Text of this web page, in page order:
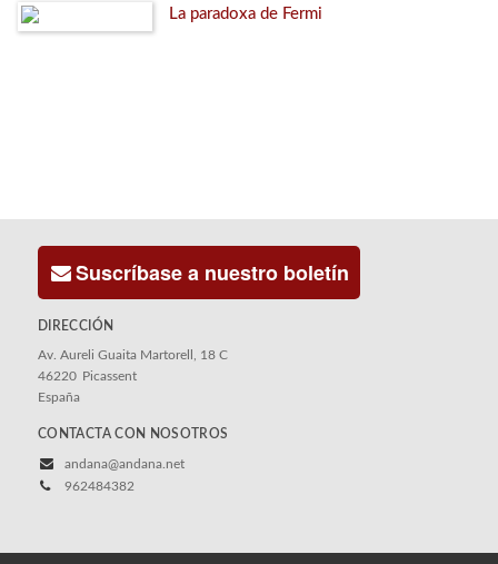
La paradoxa de Fermi
Suscríbase a nuestro boletín
DIRECCIÓN
Av. Aureli Guaita Martorell, 18 C
46220 Picassent
España
CONTACTA CON NOSOTROS
andana@andana.net
962484382